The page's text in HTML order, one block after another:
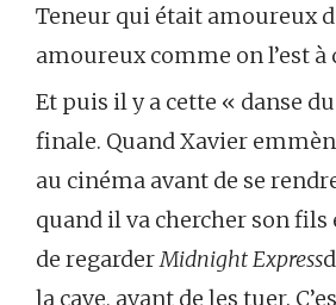
Teneur qui était amoureux
amoureux comme on l’est à
Et puis il y a cette « danse
finale. Quand Xavier
au cinéma avant de se
quand il va chercher son fils
de regarderMidnight Express
la cave, avant de les tuer.